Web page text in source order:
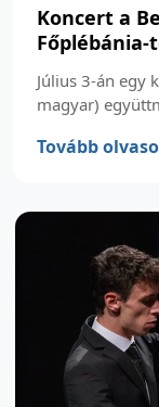
Koncert a
Július 3-án egy
magyar)
Tovább